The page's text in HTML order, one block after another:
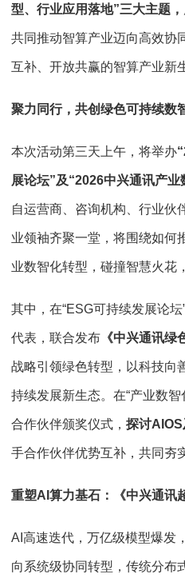
型、行业应用落地”三大主题，
共同推动智算产业迈向高效协
互补、开放共赢的智算产业新
聚力同行，共创绿色可持续数
本次活动第三天上午，将举办
展论坛”及“2026中兴通讯产业
自运营商、咨询机构、行业伙
业领袖齐聚一堂，将围绕如何
业数智化转型，碰撞智慧火花
其中，在“ESG可持续发展论
代表，联合发布 《中兴通讯绿
战略引领绿色转型，以科技向
持续发展新生态。在“产业数
合作伙伴颁奖仪式， 探讨AIOS
手合作伙伴优势互补，共同夯
重塑AI算力基石：《中兴通讯
AI高速迭代，万亿级模型爆发
向系统级协同转型，传统分布